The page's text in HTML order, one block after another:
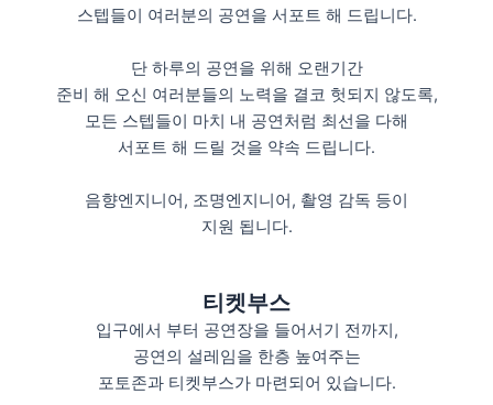
스텝들이 여러분의 공연을 서포트 해 드립니다.
단 하루의 공연을 위해 오랜기간
준비 해 오신 여러분들의 노력을 결코 헛되지 않도록,
모든 스텝들이 마치 내 공연처럼 최선을 다해
서포트 해 드릴 것을 약속 드립니다.
음향엔지니어, 조명엔지니어, 촬영 감독 등이
지원 됩니다.
티켓부스
입구에서 부터 공연장을 들어서기 전까지,
공연의 설레임을 한층 높여주는
포토존과 티켓부스가 마련되어 있습니다.